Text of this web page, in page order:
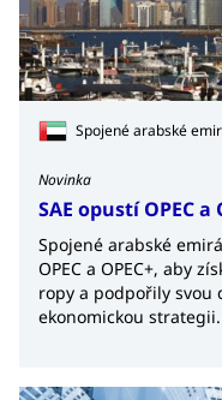
Spojené arabské
Novinka
SAE opustí OPEC a
Spojené arabské
OPEC a OPEC+, aby
ropy a podpořily svou
ekonomickou strategii.